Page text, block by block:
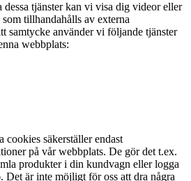
dessa tjänster kan vi visa dig videor eller
tillhandahålls av externa
samtycke använder vi följande tjänster
webbplats:
cookies säkerställer endast
på vår webbplats. De gör det t.ex.
produkter i din kundvagn eller logga
Det är inte möjligt för oss att dra några